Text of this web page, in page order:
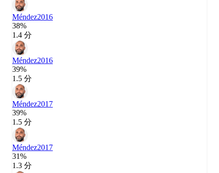
Méndez2016
38%
1.4 分
Méndez2016
39%
1.5 分
Méndez2017
39%
1.5 分
Méndez2017
31%
1.3 分